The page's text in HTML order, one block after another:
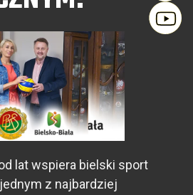
lat wspiera bielski sport
z najbardziej